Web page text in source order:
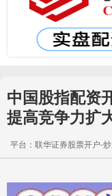
中国股指配资
提高竞争力扩
平台：联华证券股票开户-